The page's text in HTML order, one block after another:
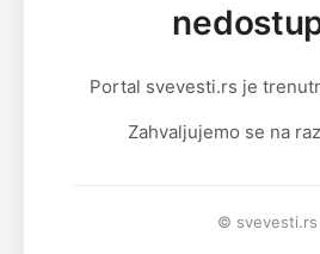
Portal svevesti.rs je
Zahvaljujemo se na
© svevesti.rs